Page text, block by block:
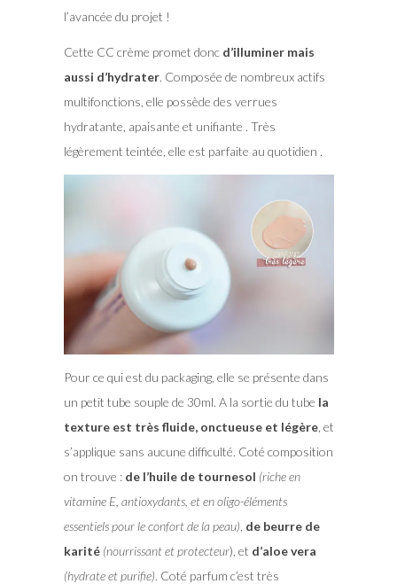
l’avancée du projet !
Cette CC crème promet donc d’illuminer mais
aussi d’hydrater. Composée de nombreux actifs
multifonctions, elle possède des verrues
hydratante, apaisante et unifiante . Très
légèrement teintée, elle est parfaite au quotidien .
Pour ce qui est du packaging, elle se présente dans
un petit tube souple de 30ml. A la sortie du tube la
texture est très fluide, onctueuse et légère, et
s’applique sans aucune difficulté. Coté composition
on trouve : de l’huile de tournesol (riche en
vitamine E, antioxydants, et en oligo-éléments
essentiels pour le confort de la peau) de beurre de
karité (nourrissant et protecteur), et d’aloe vera
(hydrate et purifie). Coté parfum c’est très